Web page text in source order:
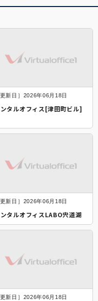
更新日］2026年06月18日
ンタルオフィス[津田町ビル]
更新日］2026年06月18日
タルオフィスLABO宍道湖
更新日］2026年06月18日